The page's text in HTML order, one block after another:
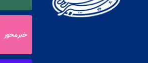
خبرمحور